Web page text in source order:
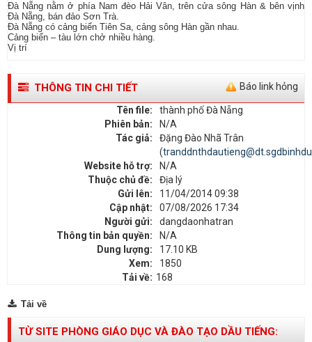
Đà Nẵng nằm ở phía Nam đèo Hải Vân, trên cửa sông Hàn & bên vịnh
Đà Nẵng, bán đảo Sơn Trà.
Đà Nẵng có cảng biển Tiên Sa, cảng sông Hàn gần nhau.
Cảng biển – tàu lớn chở nhiều hàng.
Vị trí
Báo link hỏng
THÔNG TIN CHI TIẾT
Tên file:
thành phố Đà Nẵng
Phiên bản:
N/A
Tác giả:
Đặng Đào Nhã Trân
(
Website hỗ trợ:
N/A
Thuộc chủ đề:
Địa lý
Gửi lên:
11/04/2014 09:38
Cập nhật:
07/08/2026 17:34
Người gửi:
dangdaonhatran
Thông tin bản quyền:
N/A
Dung lượng:
17.10 KB
Xem:
1850
Tải về: 168
Tải về
TỪ SITE PHÒNG GIÁO DỤC VÀ ĐÀO TẠO DẦU TIẾNG: